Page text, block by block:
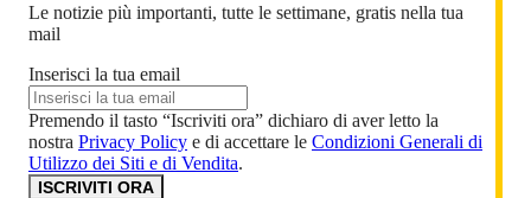
Le notizie più importanti, tutte le settimane, gratis nella tua
mail
Inserisci la tua email
Premendo il tasto “Iscriviti ora” dichiaro di aver letto la
nostra Privacy Policy e di accettare le Condizioni Generali di
Utilizzo dei Siti e di Vendita.
ISCRIVITI ORA